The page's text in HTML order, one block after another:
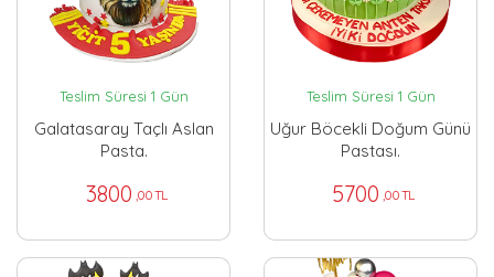
Teslim Süresi 1 Gün
Galatasaray Taçlı Aslan
Pasta.
3800 ,00 TL
Teslim Süresi 1 Gün
Uğur Böcekli Doğum Günü
Pastası.
5700 ,00 TL